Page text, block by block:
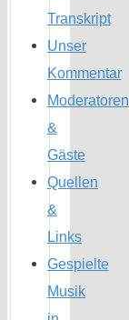
Transkript
Unser
Kommentar
Moderatoren
&
Gäste
Quellen
&
Links
Gespielte
Musik